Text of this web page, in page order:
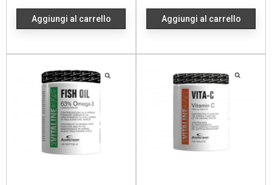
Aggiungi al carrello Aggiungi al carrello